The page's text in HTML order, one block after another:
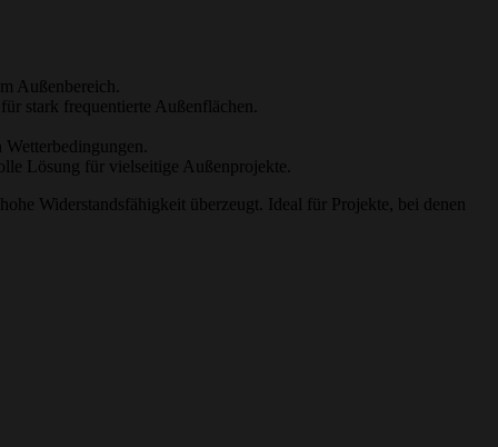
Außenbereich.
stark frequentierte Außenflächen.
Lösung für vielseitige Außenprojekte.
Widerstandsfähigkeit überzeugt. Ideal für Projekte, bei denen